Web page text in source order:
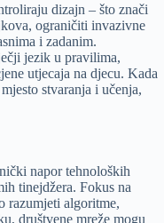
dizajn – što znači
ograničiti invazivne
i zadanim.
jezik u pravilima,
utjecaja na djecu. Kada
stvaranja i učenja,
napor tehnoloških
tinejdžera. Fokus na
razumjeti algoritme,
društvene mreže mogu